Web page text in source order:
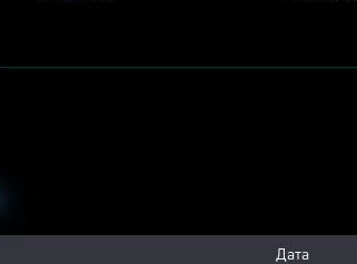
Дата